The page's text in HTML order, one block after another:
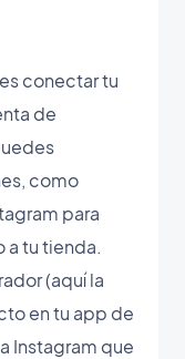
conectar tu
de
como
para
a tu tienda.
(aquí la
en tu app de
Instagram que